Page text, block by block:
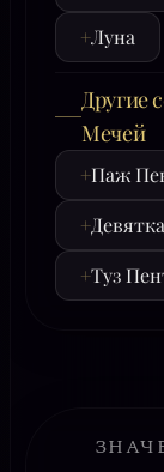
+Луна
Другие
Мечей
+Паж
+
+Туз